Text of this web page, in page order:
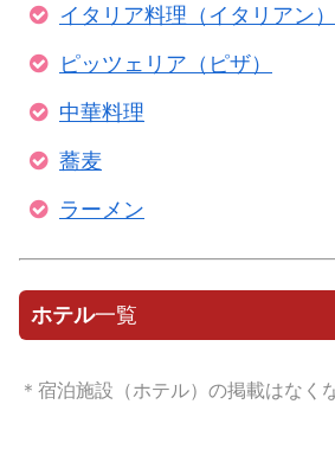
イタリア料理（イタリアン）
ピッツェリア（ピザ）
中華料理
蕎麦
ラーメン
ホテル一覧
＊宿泊施設（ホテル）の掲載はなく